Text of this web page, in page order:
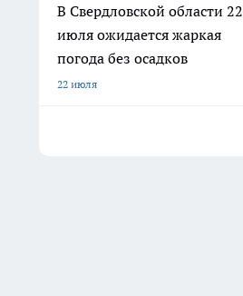
В Свердловской области 22
июля ожидается жаркая
погода без осадков
22 июля